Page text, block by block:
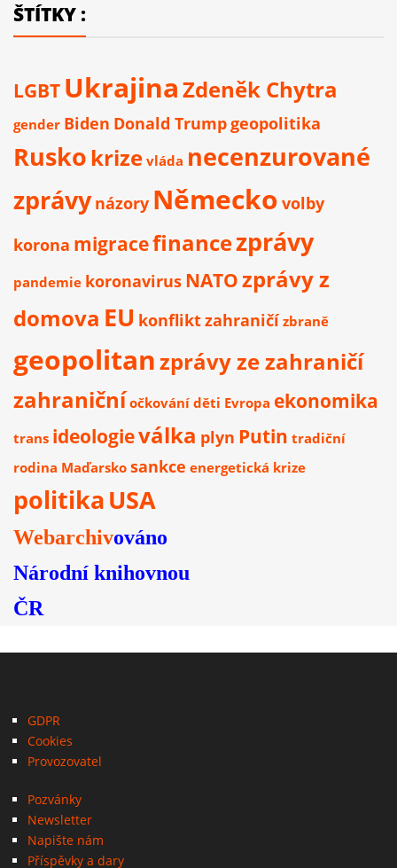
ŠTÍTKY :
LGBT UkrajinaZdeněk Chytra
gender Biden Donald Trumpgeopolitika
Ruskokrize vláda necenzurované
zprávy názory Německo volby
korona migracefinancezprávy
pandemie koronavirus NATOzprávy z
domova EU konfliktzahraničí zbraně
geopolitanzprávy ze zahraničí
zahraniční očkování děti Evropa ekonomika
trans ideologieválka plyn Putin tradiční
rodina Maďarsko sankce energetická krize
politikaUSA
Webarchivováno
Národní knihovnou
ČR
GDPR
Cookies
Provozovatel
Pozvánky
Newsletter
Napište nám
Příspěvky a dary